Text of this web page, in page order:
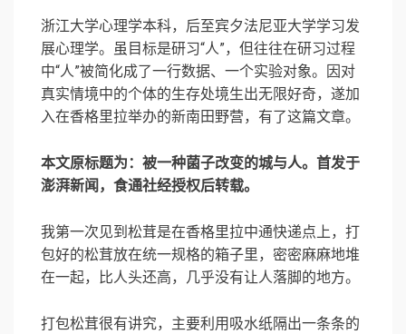
浙江大学心理学本科，后至宾夕法尼亚大学学习发
展心理学。虽目标是研习“人”，但往往在研习过程
中“人”被简化成了一行数据、一个实验对象。因对
真实情境中的个体的生存处境生出无限好奇，遂加
入在香格里拉举办的新南田野营，有了这篇文章。
本文原标题为：被一种菌子改变的城与人。首发于
澎湃新闻，食通社经授权后转载。
我第一次见到松茸是在香格里拉中通快递点上，打
包好的松茸放在统一规格的箱子里，密密麻麻地堆
在一起，比人头还高，几乎没有让人落脚的地方。
打包松茸很有讲究，主要利用吸水纸隔出一条条的